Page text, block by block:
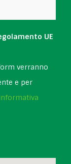
UE
verranno
e per